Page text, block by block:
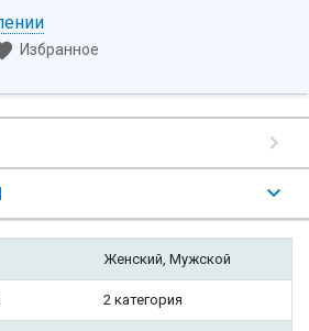
Избранное
Женский, Мужской
2 категория